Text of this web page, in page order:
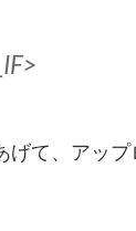
げて、アッ